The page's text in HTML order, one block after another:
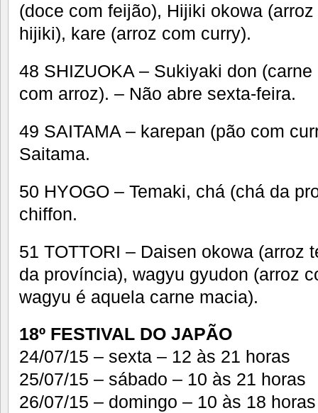
(doce com feijão), Hijiki okowa
hijiki), kare (arroz com curry).
48 SHIZUOKA – Sukiyaki don
com arroz). – Não abre sexta-feira.
49 SAITAMA – karepan (pão com
Saitama.
50 HYOGO – Temaki, chá (chá da
chiffon.
51 TOTTORI – Daisen okowa (arroz
da província), wagyu gyudon (arroz
wagyu é aquela carne macia).
18º FESTIVAL DO JAPÃO
24/07/15 – sexta – 12 às 21 horas
25/07/15 – sábado – 10 às 21 horas
26/07/15 – domingo – 10 às 18 horas